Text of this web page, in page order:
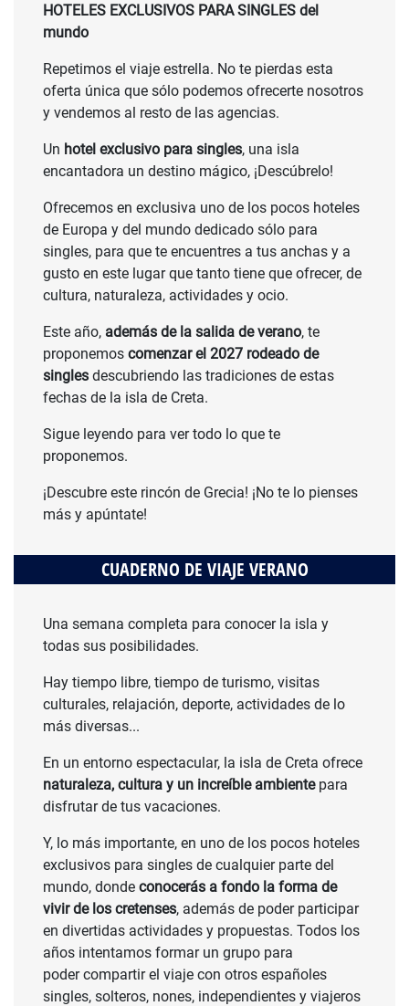
HOTELES EXCLUSIVOS PARA SINGLES del
mundo
Repetimos el viaje estrella. No te pierdas esta
oferta única que sólo podemos ofrecerte nosotros
y vendemos al resto de las agencias.
Un hotel exclusivo para singles, una isla
encantadora un destino mágico, ¡Descúbrelo!
Ofrecemos en exclusiva uno de los pocos hoteles
de Europa y del mundo dedicado sólo para
singles, para que te encuentres a tus anchas y a
gusto en este lugar que tanto tiene que ofrecer, de
cultura, naturaleza, actividades y ocio.
Este año, además de la salida de verano, te
proponemos comenzar el 2027 rodeado de
singles descubriendo las tradiciones de estas
fechas de la isla de Creta.
Sigue leyendo para ver todo lo que te
proponemos.
¡Descubre este rincón de Grecia! ¡No te lo pienses
más y apúntate!
CUADERNO DE VIAJE VERANO
Una semana completa para conocer la isla y
todas sus posibilidades.
Hay tiempo libre, tiempo de turismo, visitas
culturales, relajación, deporte, actividades de lo
más diversas...
En un entorno espectacular, la isla de Creta ofrece
naturaleza, cultura y un increíble ambientepara
disfrutar de tus vacaciones.
Y, lo más importante, en uno de los pocos hoteles
exclusivos para singles de cualquier parte del
mundo, donde conocerás a fondo la forma de
vivir de los cretenses, además de poder participar
en divertidas actividades y propuestas. Todos los
años intentamos formar un grupo para
poder compartir el viaje con otros españoles
singles, solteros, nones, independientes y viajeros